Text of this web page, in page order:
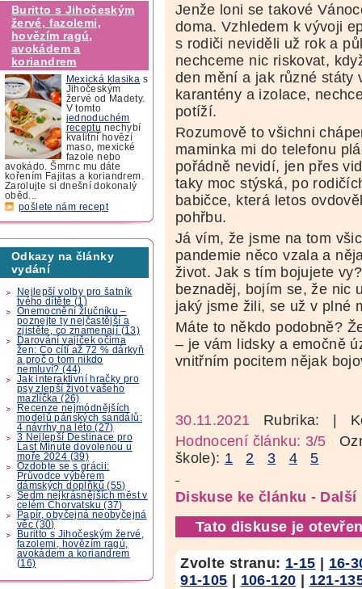
Buritto s Jihočeským
žervé, fazolemi,
hovězím ragú,
avokádem a
koriandrem
Mexická klasika s
Jihočeským
žervé od Madety.
V tomto
jednoduchém
receptu nechybí
kvalitní hovězí
maso, mexické
fazole nebo
avokádo. Šmrnc mu dáte
kořením Fajitas a koriandrem.
Zarolujte si dnešní dokonalý
oběd...
pošlete nám recept
Odkazy na články
vydání
Nejlepší volby pro šatník
tvého dítěte (1)
Onemocnění žlučníku –
poznejte ty nejčastější a
zjistěte, co znamenají (13)
Darování vajíček očima
žen: Co cítí až 72 % dárkyň
a proč o tom nikdo
nemluví? (44)
Jak interaktivní hračky pro
psy zlepší život vašeho
mazlíčka (26)
Recenze nejmódnějších
modelů pánských sandálů:
4 návrhy na léto (27)
3 Nejlepší Destinace pro
Last Minute dovolenou u
moře 2024 (39)
Ozdobte se s grácii:
Průvodce výběrem
dámských doplňků (55)
Sedm nejkrásnějších měst v
celém Chorvatsku (37)
Papír, obyčejná neobyčejná
věc (30)
Buritto s Jihočeským žervé,
fazolemi, hovězím ragú,
avokádem a koriandrem
(16)
Jenže loni se takové
doma. Vzhledem k vývoji
s rodiči neviděli už rok a
nechceme nic riskovat,
den mění a jak různé státy
karantény a izolace,
potíží.
Rozumově to všichni
maminka mi do telefonu
pořádně nevidí, jen přes
taky moc stýská, po
babičce, která letos
pohřbu.
Já vím, že jsme na tom
pandemie něco vzala a
život. Jak s tím bojujete
beznaděj, bojím se, že nic
jaký jsme žili, se už v plné
Máte to někdo podobně?
– je vám lidsky a emočně
vnitřním pocitem nějak
30.11.2021 Rubrika:
|
Hodnocení článku: 3/5
škole): 1 2 3 4 5
Diskuse ke článku -
Tato diskuse je
Zvolte stranu: 1-15 | 16-
91-105 | 106-120 | 121-